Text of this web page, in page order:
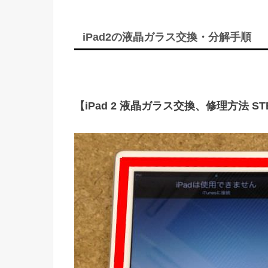
iPad2の液晶ガラス交換・分解手順
【iPad 2 液晶ガラス交換、修理方法